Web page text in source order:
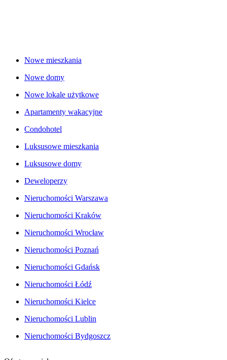
Nowe mieszkania
Nowe domy
Nowe lokale użytkowe
Apartamenty wakacyjne
Condohotel
Luksusowe mieszkania
Luksusowe domy
Deweloperzy
Nieruchomości Warszawa
Nieruchomości Kraków
Nieruchomości Wrocław
Nieruchomości Poznań
Nieruchomości Gdańsk
Nieruchomości Łódź
Nieruchomości Kielce
Nieruchomości Lublin
Nieruchomości Bydgoszcz